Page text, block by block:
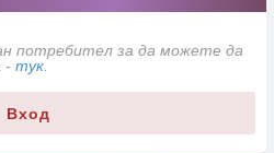
потребител за да можете да
- тук
Вход